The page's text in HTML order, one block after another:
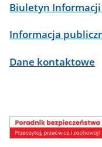
Biuletyn Informacji
Informacja
Dane kontaktowe
poradnik
bezpieczeństwa